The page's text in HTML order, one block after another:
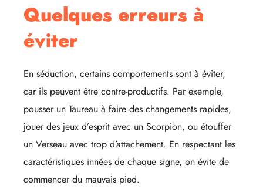
Quelques erreurs à
éviter
En séduction, certains comportements sont à éviter,
car ils peuvent être contre-productifs. Par exemple,
pousser un Taureau à faire des changements rapides,
jouer des jeux d’esprit avec un Scorpion, ou étouffer
un Verseau avec trop d’attachement. En respectant les
caractéristiques innées de chaque signe, on évite de
commencer du mauvais pied.